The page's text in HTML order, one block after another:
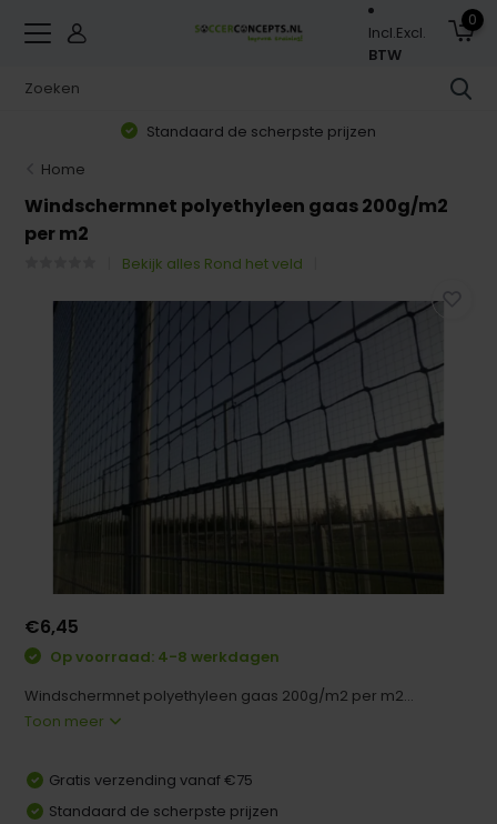
Incl.Excl.
BTW
0
Standaard de scherpste prijzen
Home
Windschermnet polyethyleen gaas 200g/m2
per m2
Bekijk alles Rond het veld
€6,45
Op voorraad: 4-8 werkdagen
Windschermnet polyethyleen gaas 200g/m2 per m2...
Toon meer
Gratis verzending vanaf €75
Standaard de scherpste prijzen